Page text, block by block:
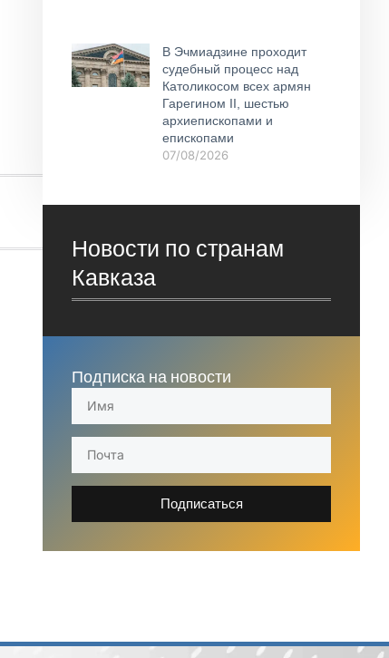
В Эчмиадзине проходит
судебный процесс над
Католикосом всех армян
Гарегином II, шестью
архиепископами и
епископами
07/08/2026
Новости по странам
Кавказа
Подписка на новости
Подписаться